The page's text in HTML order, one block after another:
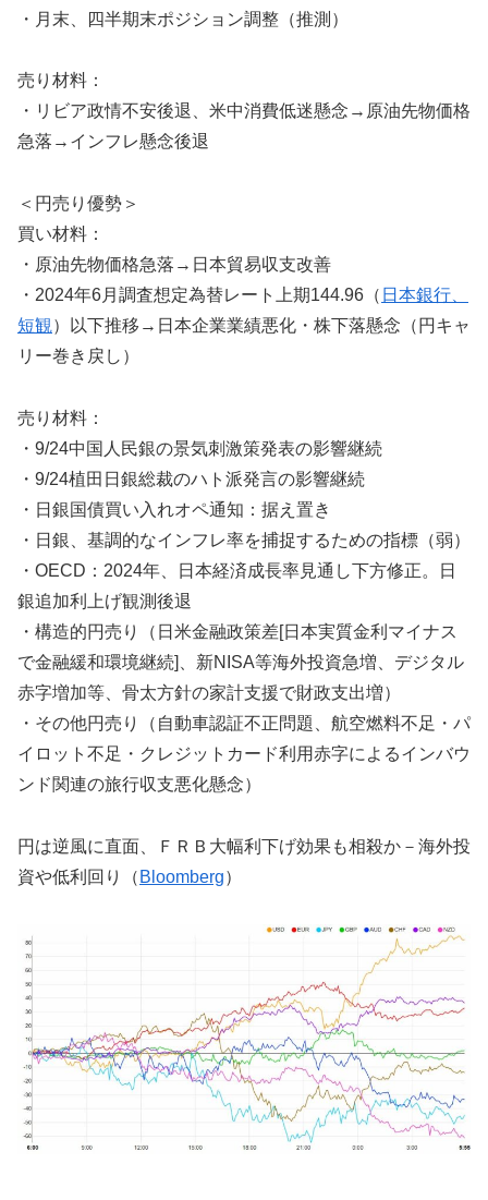
・月末、四半期末ポジション調整（推測）
売り材料：
・リビア政情不安後退、米中消費低迷懸念→原油先物価格
急落→インフレ懸念後退
＜円売り優勢＞
買い材料：
・原油先物価格急落→日本貿易収支改善
・2024年6月調査想定為替レート上期144.96（ 日本銀行、
短観）以下推移→日本企業業績悪化・株下落懸念（円キャ
リー巻き戻し）
売り材料：
・9/24中国人民銀の景気刺激策発表の影響継続
・9/24植田日銀総裁のハト派発言の影響継続
・日銀国債買い入れオペ通知：据え置き
・日銀、基調的なインフレ率を捕捉するための指標（弱）
・OECD：2024年、日本経済成長率見通し下方修正。日
銀追加利上げ観測後退
・構造的円売り（日米金融政策差[日本実質金利マイナス
で金融緩和環境継続]、新NISA等海外投資急増、デジタル
赤字増加等、骨太方針の家計支援で財政支出増）
・その他円売り（自動車認証不正問題、航空燃料不足・パ
イロット不足・クレジットカード利用赤字によるインバウ
ンド関連の旅行収支悪化懸念）
円は逆風に直面、ＦＲＢ大幅利下げ効果も相殺か－海外投
資や低利回り（ Bloomberg）